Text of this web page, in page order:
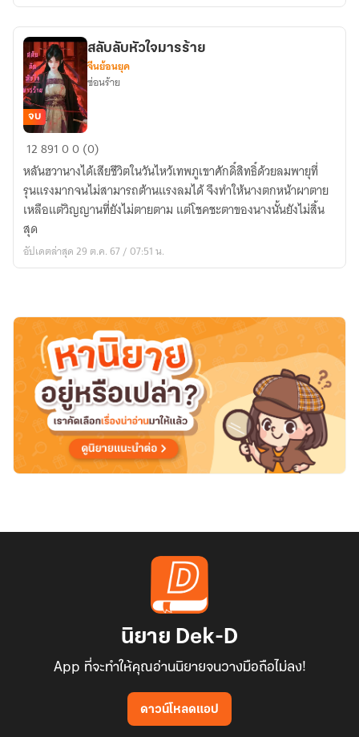
สลับ
ลับ
หัวใจ
มาร
ร้าย
จบ
สลับลับหัวใจมารร้าย
จีนย้อนยุค
ซ่อนร้าย
1289100 (0)
หลันฮวานางได้เสียชีวิตในวันไหว้เทพภูเขาศักดิ์สิทธิ์ด้วยลมพายุที่
รุนแรงมากจนไม่สามารถต้านแรงลมได้ จึงทำให้นางตกหน้าผาตาย
เหลือแต่วิญญานที่ยังไม่ตายตาม แต่โชคชะตาของนางนั้นยังไม่สิ้น
สุด
อัปเดตล่าสุด 29 ต.ค. 67 / 07:51 น.
นิยาย Dek-D
App ที่จะทำให้คุณอ่านนิยายจนวางมือถือไม่ลง!
ดาวน์โหลดแอป